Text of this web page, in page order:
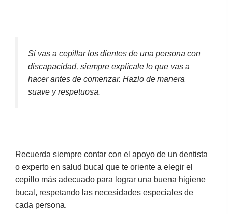
Si vas a cepillar los dientes de una persona con
discapacidad, siempre explícale lo que vas a
hacer antes de comenzar. Hazlo de manera
suave y respetuosa.
Recuerda siempre contar con el apoyo de un dentista
o experto en salud bucal que te oriente a elegir el
cepillo más adecuado para lograr una buena higiene
bucal, respetando las necesidades especiales de
cada persona.